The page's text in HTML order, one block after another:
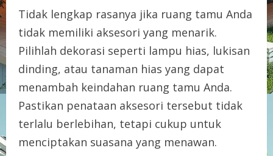
Tidak lengkap rasanya jika ruang tamu Anda
tidak memiliki aksesori yang menarik.
Pilihlah dekorasi seperti lampu hias, lukisan
dinding, atau tanaman hias yang dapat
menambah keindahan ruang tamu Anda.
Pastikan penataan aksesori tersebut tidak
terlalu berlebihan, tetapi cukup untuk
menciptakan suasana yang menawan.